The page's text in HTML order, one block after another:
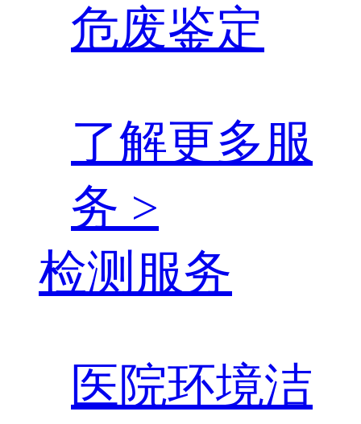
危废鉴定
了解更多服
务 >
检测服务
医院环境洁